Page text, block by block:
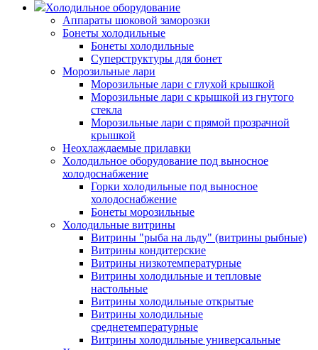
Холодильное оборудование
Аппараты шоковой заморозки
Бонеты холодильные
Бонеты холодильные
Суперструктуры для бонет
Морозильные лари
Морозильные лари с глухой крышкой
Морозильные лари с крышкой из гнутого
стекла
Морозильные лари с прямой прозрачной
крышкой
Неохлаждаемые прилавки
Холодильное оборудование под выносное
холодоснабжение
Горки холодильные под выносное
холодоснабжение
Бонеты морозильные
Холодильные витрины
Витрины "рыба на льду" (витрины рыбные)
Витрины кондитерские
Витрины низкотемпературные
Витрины холодильные и тепловые
настольные
Витрины холодильные открытые
Витрины холодильные
среднетемпературные
Витрины холодильные универсальные